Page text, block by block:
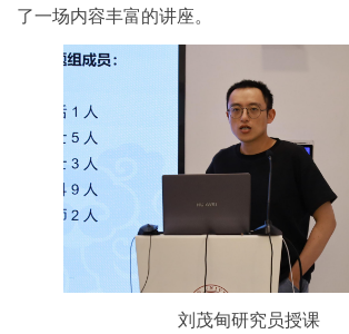
了一场内容丰富的讲座。
刘茂甸研究员授课